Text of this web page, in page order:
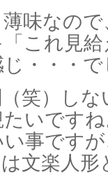
味なの
これ見
・・・
笑）し
いです
事です
は文楽人